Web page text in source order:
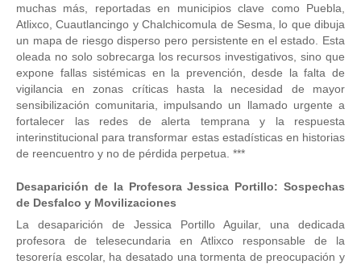
muchas más, reportadas en municipios clave como Puebla,
Atlixco, Cuautlancingo y Chalchicomula de Sesma, lo que dibuja
un mapa de riesgo disperso pero persistente en el estado. Esta
oleada no solo sobrecarga los recursos investigativos, sino que
expone fallas sistémicas en la prevención, desde la falta de
vigilancia en zonas críticas hasta la necesidad de mayor
sensibilización comunitaria, impulsando un llamado urgente a
fortalecer las redes de alerta temprana y la respuesta
interinstitucional para transformar estas estadísticas en historias
de reencuentro y no de pérdida perpetua. ***
Desaparición de la Profesora Jessica Portillo: Sospechas
de Desfalco y Movilizaciones
La desaparición de Jessica Portillo Aguilar, una dedicada
profesora de telesecundaria en Atlixco responsable de la
tesorería escolar, ha desatado una tormenta de preocupación y